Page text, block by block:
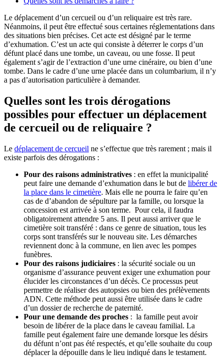
Le déplacement d’un cercueil ou d’un reliquaire est très rare.
Néanmoins, il peut être effectué sous certaines réglementations dans
des situations bien précises. Cet acte est désigné par le terme
d’exhumation. C’est un acte qui consiste à déterrer le corps d’un
défunt placé dans une tombe, un caveau, ou une fosse. Il peut
également s’agir de l’extraction d’une urne cinéraire, ou bien d’une
tombe. Dans le cadre d’une urne placée dans un columbarium, il n’y
a pas d’autorisation particulière à demander.
Quelles sont les trois dérogations
possibles pour effectuer un déplacement
de cercueil ou de reliquaire ?
Le déplacement de cercueil ne s’effectue que très rarement ; mais il
existe parfois des dérogations :
Pour des raisons administratives : en effet la municipalité
peut faire une demande d’exhumation dans le but de libérer de
la place dans le cimetière. Mais elle ne pourra le faire qu’en
cas de d’abandon de sépulture par la famille, ou lorsque la
concession est arrivée à son terme. Pour cela, il faudra
obligatoirement attendre 5 ans. Il peut aussi arriver que le
cimetière soit transféré : dans ce genre de situation, tous les
corps sont transférés sur le nouveau site. Les démarches
reviennent donc à la commune, en lien avec les pompes
funèbres.
Pour des raisons judiciaires : la sécurité sociale ou un
organisme d’assurance peuvent exiger une exhumation pour
élucider les circonstances d’un décès. Ce processus peut
permettre de réaliser des autopsies ou bien des prélèvements
ADN. Cette méthode peut aussi être utilisée dans le cadre
d’un dossier de recherche de paternité.
Pour une demande des proches : la famille peut avoir
besoin de libérer de la place dans le caveau familial. La
famille peut également faire une demande lorsque les désirs
du défunt n’ont pas été respectés, et qu’elle souhaite du coup
déplacer la dépouille dans le lieu indiqué dans le testament.